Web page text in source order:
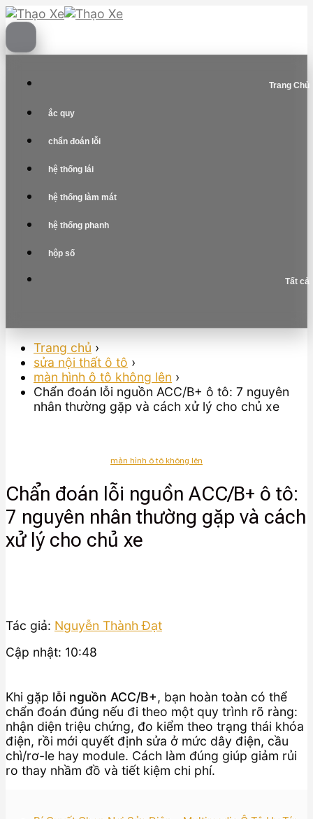
Skip
to
content
Trang Chủ
ắc quy
chẩn đoán lỗi
hệ thống lái
hệ thống làm mát
hệ thống phanh
hộp số
Tất cả
Trang chủ ›
sửa nội thất ô tô ›
màn hình ô tô không lên ›
Chẩn đoán lỗi nguồn ACC/B+ ô tô: 7 nguyên
nhân thường gặp và cách xử lý cho chủ xe
màn hình ô tô không lên
Chẩn đoán lỗi nguồn ACC/B+ ô tô:
7 nguyên nhân thường gặp và cách
xử lý cho chủ xe
Tác giả: Nguyễn Thành Đạt
Cập nhật: 10:48
Khi gặp lỗi nguồn ACC/B+, bạn hoàn toàn có thể
chẩn đoán đúng nếu đi theo một quy trình rõ ràng:
nhận diện triệu chứng, đo kiểm theo trạng thái khóa
điện, rồi mới quyết định sửa ở mức dây điện, cầu
chì/rơ-le hay module. Cách làm đúng giúp giảm rủi
ro thay nhầm đồ và tiết kiệm chi phí.